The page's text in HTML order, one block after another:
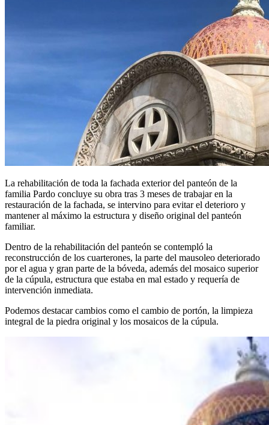
La rehabilitación de toda la fachada exterior del panteón de la
familia Pardo concluye su obra tras 3 meses de trabajar en la
restauración de la fachada, se intervino para evitar el deterioro y
mantener al máximo la estructura y diseño original del panteón
familiar.
Dentro de la rehabilitación del panteón se contempló la
reconstrucción de los cuarterones, la parte del mausoleo deteriorado
por el agua y gran parte de la bóveda, además del mosaico superior
de la cúpula, estructura que estaba en mal estado y requería de
intervención inmediata.
Podemos destacar cambios como el cambio de portón, la limpieza
integral de la piedra original y los mosaicos de la cúpula.